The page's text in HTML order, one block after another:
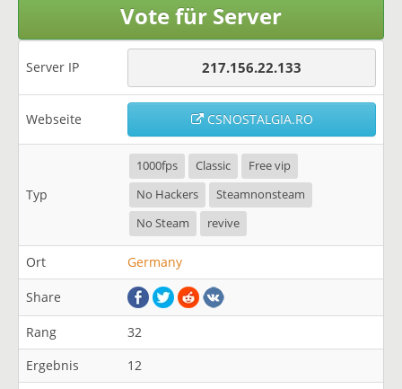
Vote für Server
Server IP 217.156.22.133
Webseite CSNOSTALGIA.RO
Typ
1000fps Classic
Free vip
No Hackers
Steamnonsteam
No Steam
revive
Ort Germany
Share
Rang
32
Ergebnis
12